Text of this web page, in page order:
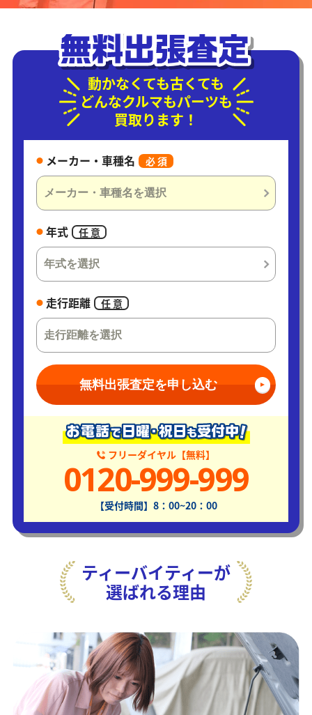
動かなくても古くても
どんなクルマもパーツも
買取ります！
メーカー・車種名 必 須
年式 任 意
走行距離 任 意
無料出張査定を申し込む
フリーダイヤル【無料】
0120-999-999
【受付時間】8：00~20：00
ティーバイティーが
選ばれる理由